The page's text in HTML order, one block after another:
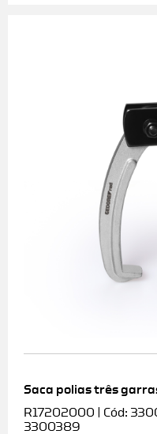
Saca polias três
R17202000 | Cód:
3300389